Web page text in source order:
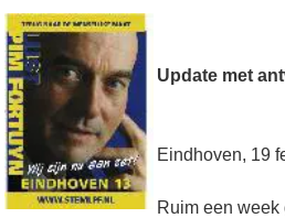
Update met
Eindhoven, 19
Ruim een